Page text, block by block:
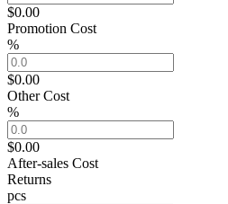
$0.00
Promotion Cost
%
$0.00
Other Cost
%
$0.00
After-sales Cost
Returns
pcs